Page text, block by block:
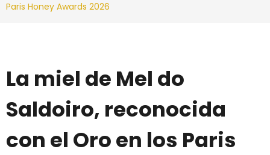
Paris Honey Awards 2026
La miel de Mel do
Saldoiro, reconocida
con el Oro en los Paris